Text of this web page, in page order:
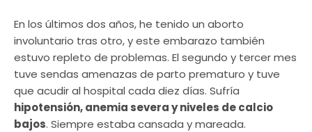
En los últimos dos años, he tenido un aborto
involuntario tras otro, y este embarazo también
estuvo repleto de problemas. El segundo y tercer mes
tuve sendas amenazas de parto prematuro y tuve
que acudir al hospital cada diez días. Sufría
hipotensión, anemia severa y niveles de calcio
bajos. Siempre estaba cansada y mareada.